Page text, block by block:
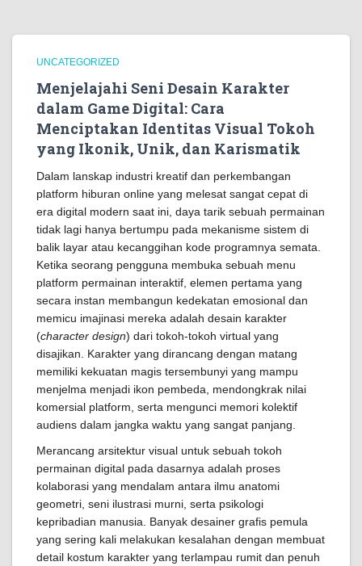
UNCATEGORIZED
Menjelajahi Seni Desain Karakter
dalam Game Digital: Cara
Menciptakan Identitas Visual Tokoh
yang Ikonik, Unik, dan Karismatik
Dalam lanskap industri kreatif dan perkembangan
platform hiburan online yang melesat sangat cepat di
era digital modern saat ini, daya tarik sebuah permainan
tidak lagi hanya bertumpu pada mekanisme sistem di
balik layar atau kecanggihan kode programnya semata.
Ketika seorang pengguna membuka sebuah menu
platform permainan interaktif, elemen pertama yang
secara instan membangun kedekatan emosional dan
memicu imajinasi mereka adalah desain karakter
(character design) dari tokoh-tokoh virtual yang
disajikan. Karakter yang dirancang dengan matang
memiliki kekuatan magis tersembunyi yang mampu
menjelma menjadi ikon pembeda, mendongkrak nilai
komersial platform, serta mengunci memori kolektif
audiens dalam jangka waktu yang sangat panjang.
Merancang arsitektur visual untuk sebuah tokoh
permainan digital pada dasarnya adalah proses
kolaborasi yang mendalam antara ilmu anatomi
geometri, seni ilustrasi murni, serta psikologi
kepribadian manusia. Banyak desainer grafis pemula
yang sering kali melakukan kesalahan dengan membuat
detail kostum karakter yang terlampau rumit dan penuh